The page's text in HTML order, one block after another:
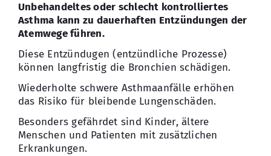
Unbehandeltes oder schlecht kontrolliertes
Asthma kann zu dauerhaften Entzündungen der
Atemwege führen.
Diese Entzündugen (entzündliche Prozesse)
können langfristig die Bronchien schädigen.
Wiederholte schwere Asthmaanfälle erhöhen
das Risiko für bleibende Lungenschäden.
Besonders gefährdet sind Kinder, ältere
Menschen und Patienten mit zusätzlichen
Erkrankungen.